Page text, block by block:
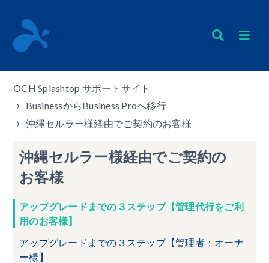
OCH Splashtop サポートサイト
BusinessからBusiness Proへ移行
沖縄セルラー様経由でご契約のお客様
沖縄セルラー様経由でご契約の
お客様
アップグレードまでの３ステップ【管理代行をご利
用のお客様】
アップグレードまでの３ステップ【管理者：オーナ
ー様】